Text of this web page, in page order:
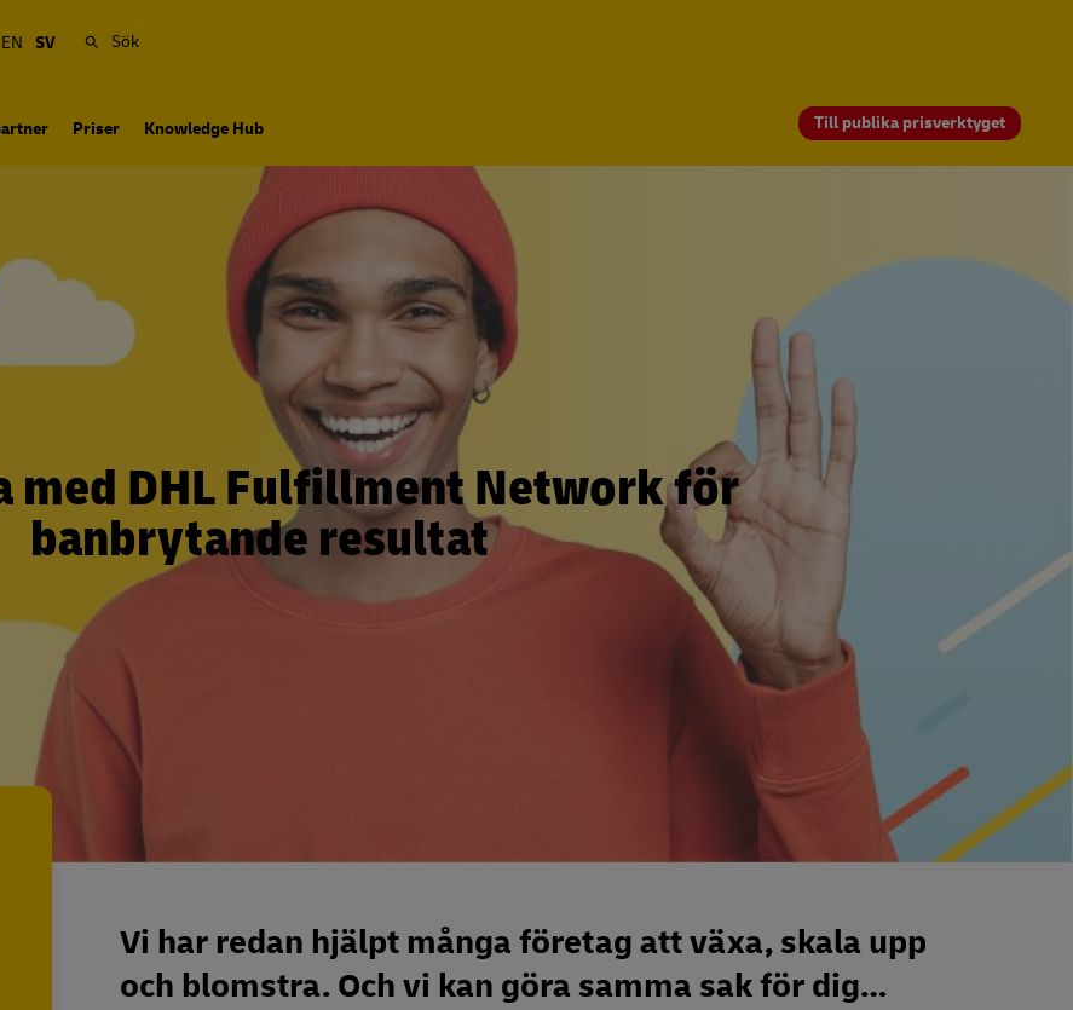
EN SV Sök
Priser Knowledge Hub Till publika prisverktyget
med DHL Fulfillment Network för
banbrytande resultat
Vi har redan hjälpt många företag att växa, skala upp
och blomstra. Och vi kan göra samma sak för dig…